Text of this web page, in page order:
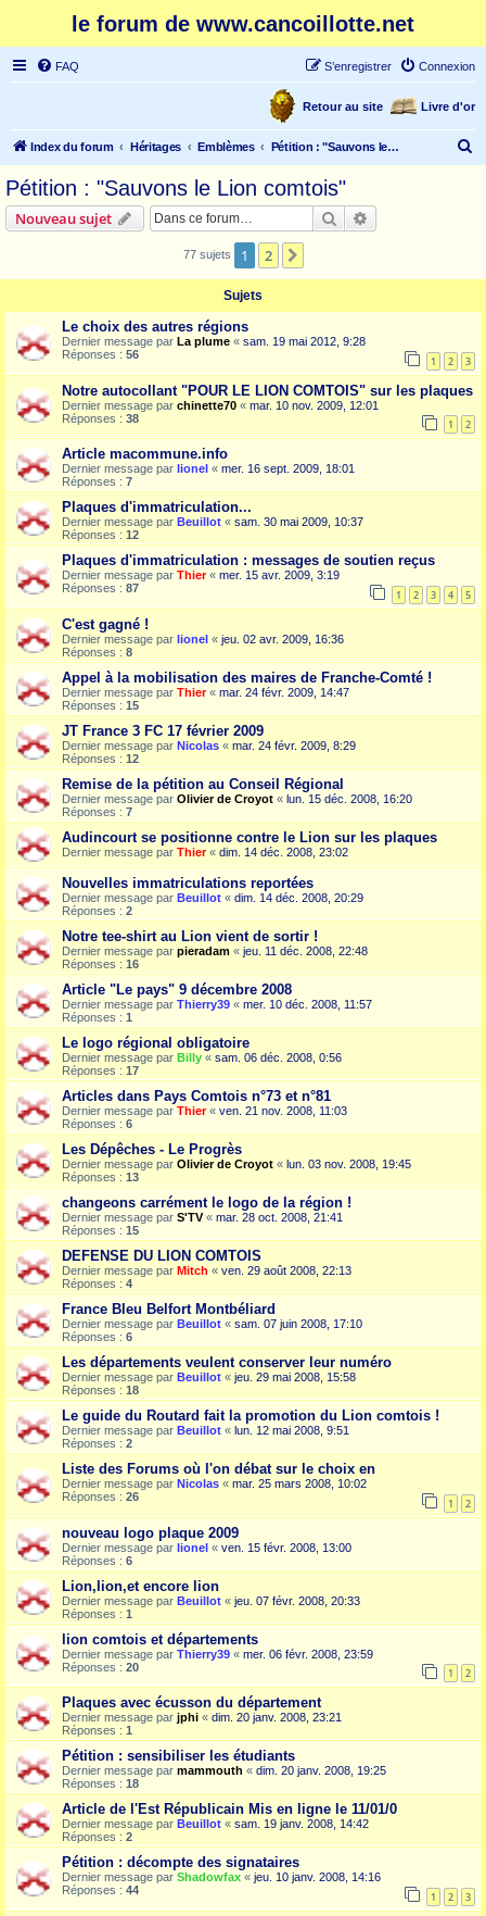
le forum de www.cancoillotte.net
FAQ Connexion
S’enregistrer
Livre d'or
Retour au site
Index du forum Héritages Emblèmes Pétition : "Sauvons le Lion comtois"
e
r
Pétition : "Sauvons le Lion comtois"
Nouveau sujet Rechercher
77 sujets 1 2
Sujets
Le choix des autres régions
Dernier message par La plume « sam. 19 mai 2012, 9:28
Réponses : 56 1 2 3
Notre autocollant "POUR LE LION COMTOIS" sur les plaques
Dernier message par chinette70 « mar. 10 nov. 2009, 12:01
Réponses : 38 1 2
Article macommune.info
Dernier message par lionel « mer. 16 sept. 2009, 18:01
Réponses : 7
Plaques d'immatriculation...
Dernier message par Beuillot « sam. 30 mai 2009, 10:37
Réponses : 12
Plaques d'immatriculation : messages de soutien reçus
Dernier message par Thier« mer. 15 avr. 2009, 3:19
Réponses : 87 1 2 3 4 5
C'est gagné !
Dernier message par lionel « jeu. 02 avr. 2009, 16:36
Réponses : 8
Appel à la mobilisation des maires de Franche-Comté !
Dernier message par Thier« mar. 24 févr. 2009, 14:47
Réponses : 15
JT France 3 FC 17 février 2009
Dernier message par Nicolas « mar. 24 févr. 2009, 8:29
Réponses : 12
Remise de la pétition au Conseil Régional
Dernier message par Olivier de Croyot « lun. 15 déc. 2008, 16:20
Réponses : 7
Audincourt se positionne contre le Lion sur les plaques
Dernier message par Thier« dim. 14 déc. 2008, 23:02
Nouvelles immatriculations reportées
Dernier message par Beuillot « dim. 14 déc. 2008, 20:29
Réponses : 2
Notre tee-shirt au Lion vient de sortir !
Dernier message par pieradam « jeu. 11 déc. 2008, 22:48
Réponses : 16
Article "Le pays" 9 décembre 2008
Dernier message par Thierry39 « mer. 10 déc. 2008, 11:57
Réponses : 1
Le logo régional obligatoire
Dernier message par Billy « sam. 06 déc. 2008, 0:56
Réponses : 17
Articles dans Pays Comtois n°73 et n°81
Dernier message par Thier« ven. 21 nov. 2008, 11:03
Réponses : 6
Les Dépêches - Le Progrès
Dernier message par Olivier de Croyot « lun. 03 nov. 2008, 19:45
Réponses : 13
changeons carrément le logo de la région !
Dernier message par S'TV« mar. 28 oct. 2008, 21:41
Réponses : 15
DEFENSE DU LION COMTOIS
Dernier message par Mitch « ven. 29 août 2008, 22:13
Réponses : 4
France Bleu Belfort Montbéliard
Dernier message par Beuillot « sam. 07 juin 2008, 17:10
Réponses : 6
Les départements veulent conserver leur numéro
Dernier message par Beuillot « jeu. 29 mai 2008, 15:58
Réponses : 18
Le guide du Routard fait la promotion du Lion comtois !
Dernier message par Beuillot « lun. 12 mai 2008, 9:51
Réponses : 2
Liste des Forums où l'on débat sur le choix en
Dernier message par Nicolas « mar. 25 mars 2008, 10:02
Réponses : 26 1 2
nouveau logo plaque 2009
Dernier message par lionel « ven. 15 févr. 2008, 13:00
Réponses : 6
Lion,lion,et encore lion
Dernier message par Beuillot « jeu. 07 févr. 2008, 20:33
Réponses : 1
lion comtois et départements
Dernier message par Thierry39 « mer. 06 févr. 2008, 23:59
Réponses : 20 1 2
Plaques avec écusson du département
Dernier message par jphi « dim. 20 janv. 2008, 23:21
Réponses : 1
Pétition : sensibiliser les étudiants
Dernier message par mammouth « dim. 20 janv. 2008, 19:25
Réponses : 18
Article de l'Est Républicain Mis en ligne le 11/01/0
Dernier message par Beuillot « sam. 19 janv. 2008, 14:42
Réponses : 2
Pétition : décompte des signataires
Dernier message par Shadowfax « jeu. 10 janv. 2008, 14:16
Réponses : 44 1 2 3